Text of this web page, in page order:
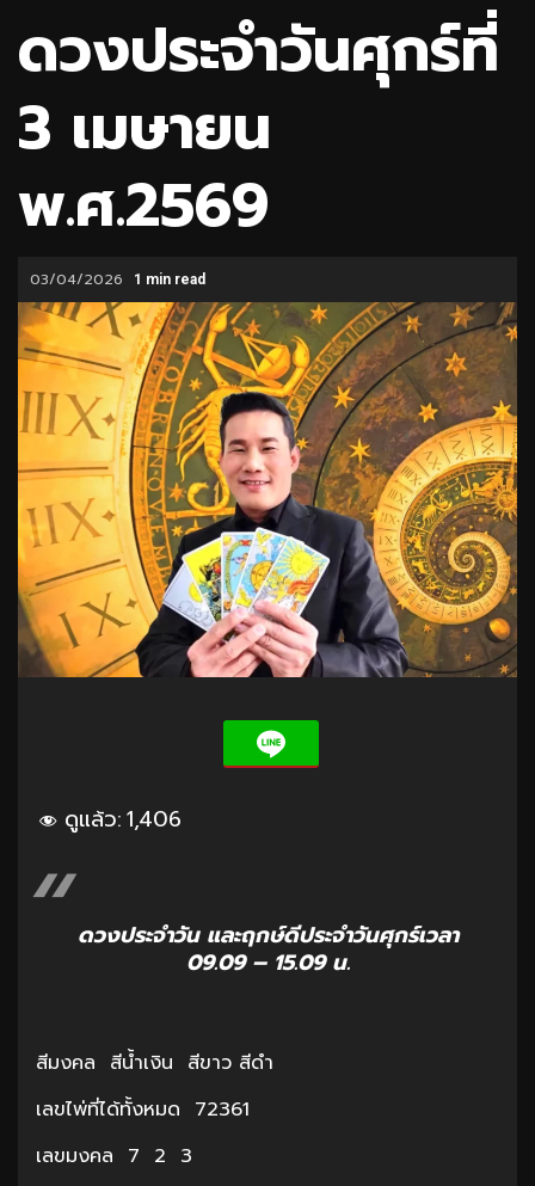
ดวงประจำวันศุกร์ที่
3 เมษายน
พ.ศ.2569
03/04/2026 1 min read
ดูแล้ว:1,406
ดวงประจำวัน และฤกษ์ดีประจำวันศุกร์เวลา
09.09 – 15.09 น.
สีมงคล สีน้ำเงิน สีขาว สีดำ
เลขไพ่ที่ได้ทั้งหมด 72361
เลขมงคล 7 2 3